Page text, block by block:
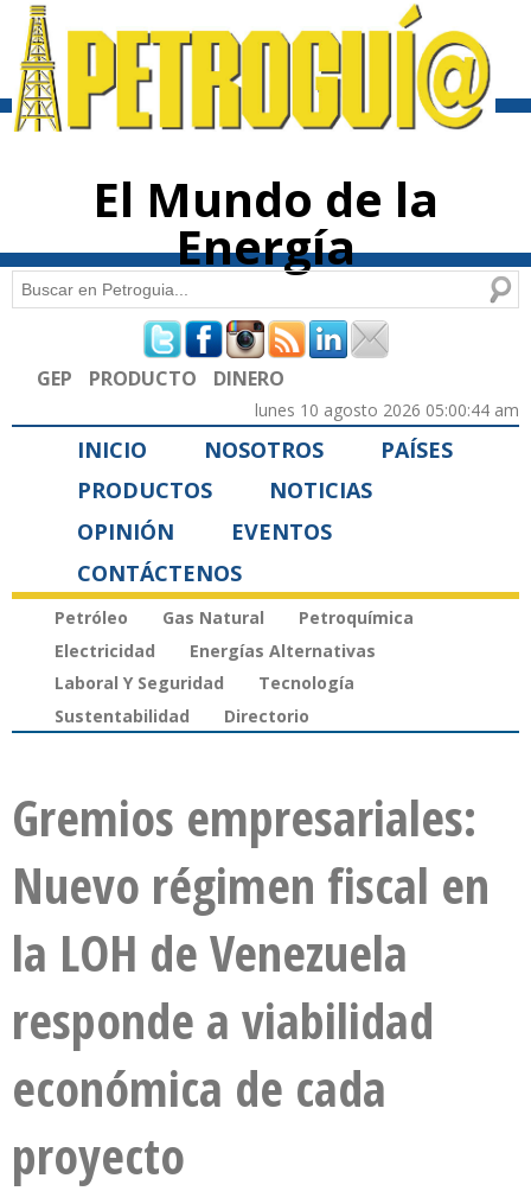
contenido
El Mundo de la
Energía
Formulario de búsqueda
Buscar
GEP PRODUCTO DINERO
lunes 10 agosto 2026 05:00:44 am
INICIO NOSOTROS
PAÍSES
PRODUCTOS
NOTICIAS
OPINIÓN
EVENTOS
CONTÁCTENOS
Petróleo Gas Natural
Petroquímica
Electricidad
Energías Alternativas
Laboral Y Seguridad
Tecnología
Sustentabilidad
Directorio
Gremios empresariales:
Nuevo régimen fiscal en
la LOH de Venezuela
responde a viabilidad
económica de cada
proyecto